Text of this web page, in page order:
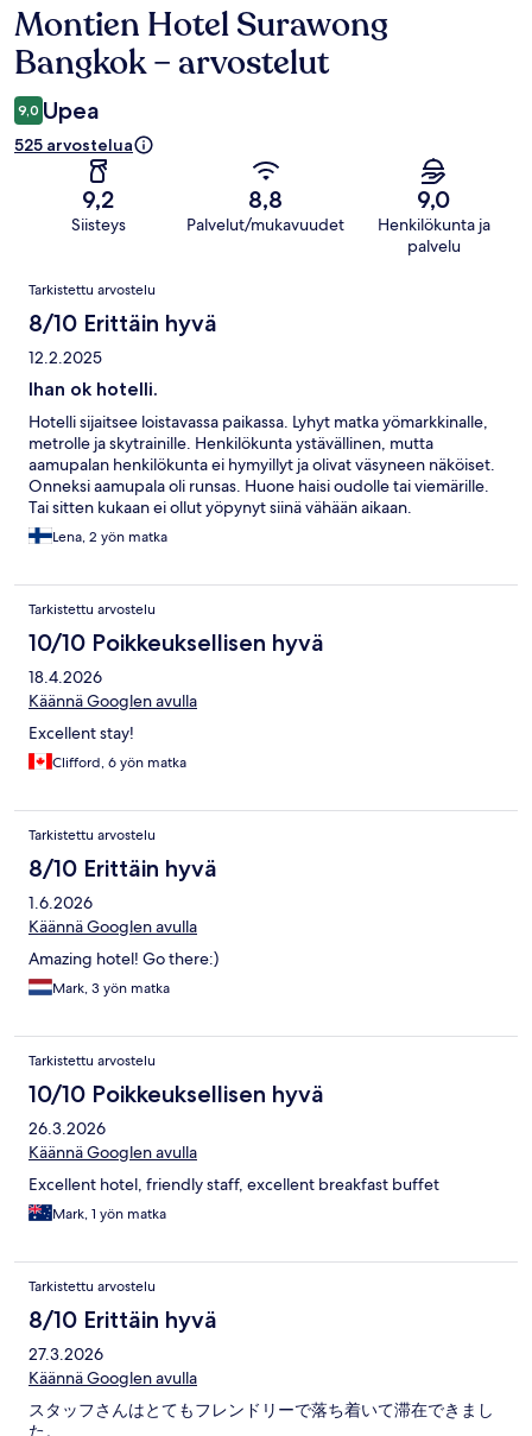
Arvostelut
Montien Hotel Surawong
Bangkok – arvostelut
9,0 Upea
525 arvostelua
9,2
Siisteys
8,8
Palvelut/mukavuudet
9,0
Henkilökunta ja
palvelu
Arvostelut
Tarkistettu arvostelu
8/10 Erittäin hyvä
12.2.2025
Ihan ok hotelli.
Hotelli sijaitsee loistavassa paikassa. Lyhyt matka yömarkkinalle,
metrolle ja skytrainille. Henkilökunta ystävällinen, mutta
aamupalan henkilökunta ei hymyillyt ja olivat väsyneen näköiset.
Onneksi aamupala oli runsas. Huone haisi oudolle tai viemärille.
Tai sitten kukaan ei ollut yöpynyt siinä vähään aikaan.
Juniorsviitissä oli erillinen vessa ja lavuaari ja erillinen kylpyhuone
missä hammasmukit, meikkipöytä, suihku, amme ja lavuaari.
lavuaarissa oli sekä saippua että käsipyyhkeitä. Vessanpönttö oli
lämmitetty.
Lena, 2 yön matka
Tarkistettu arvostelu
10/10 Poikkeuksellisen hyvä
18.4.2026
Käännä Googlen avulla
Excellent stay!
Clifford, 6 yön matka
Tarkistettu arvostelu
8/10 Erittäin hyvä
1.6.2026
Käännä Googlen avulla
Amazing hotel! Go there:)
Mark, 3 yön matka
Tarkistettu arvostelu
10/10 Poikkeuksellisen hyvä
26.3.2026
Käännä Googlen avulla
Excellent hotel, friendly staff, excellent breakfast buffet
Mark, 1 yön matka
Tarkistettu arvostelu
8/10 Erittäin hyvä
27.3.2026
Käännä Googlen avulla
スタッフさんはとてもフレンドリーで落ち着いて滞在できまし
た。